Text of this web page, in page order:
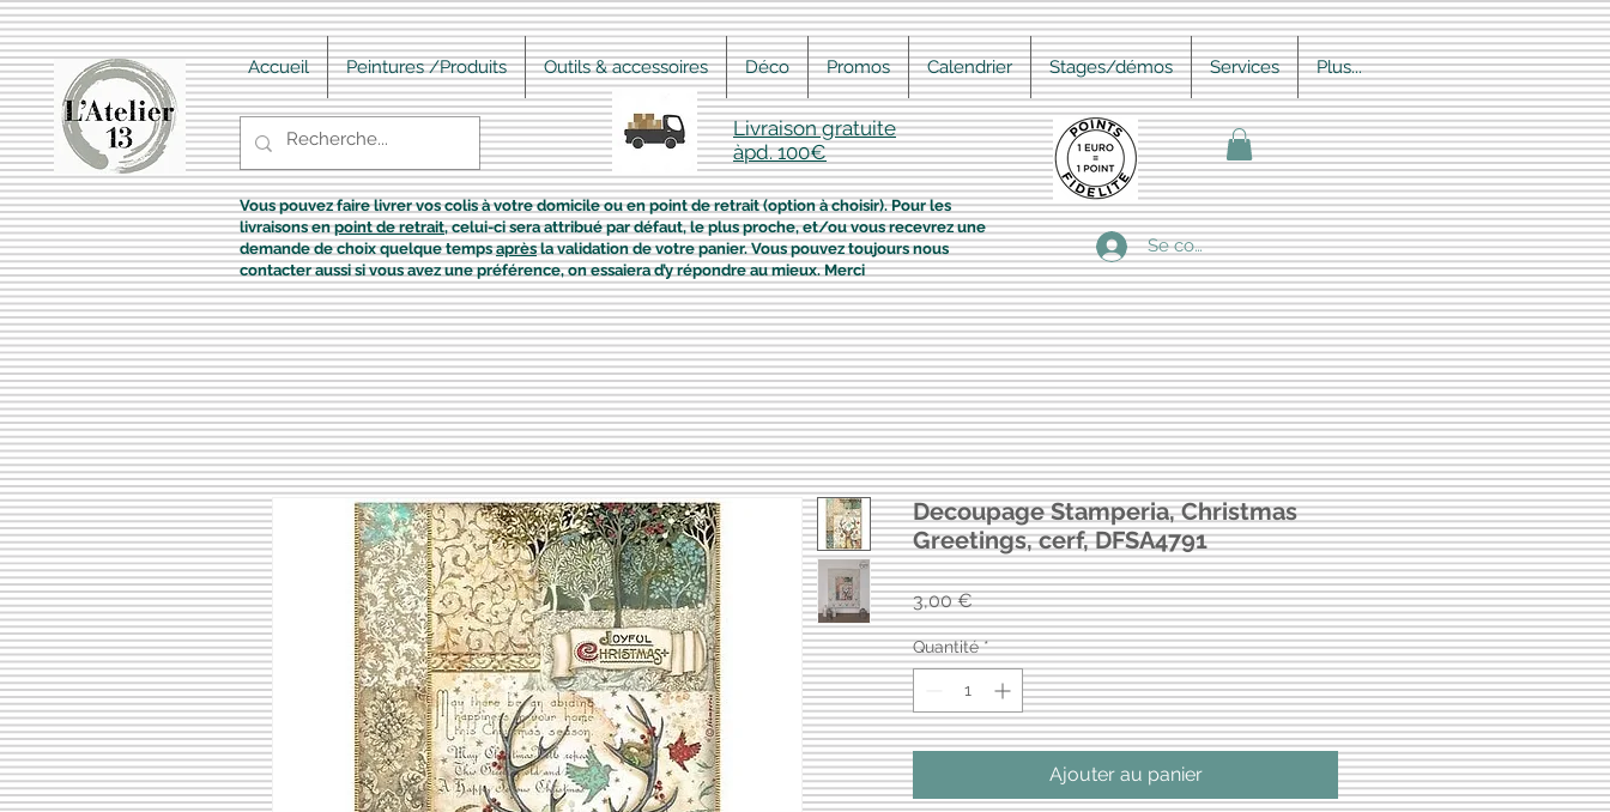
Accueil Peintures /Produits Outils & accessoires Déco Promos Calendrier Stages/démos Services Plus...
Livraison gratuite
àpd. 100€
Se connecter
Vous pouvez faire livrer vos colis à votre domicile ou en point de retrait (option à choisir). Pour les
livraisons enpoint de retrait, celui-ci sera attribué par défaut, le plus proche, et/ou vous recevrez une
demande de choix quelque tempsaprèsla validation de votre panier. Vous pouvez toujours nous
contacter aussi si vous avez une préférence, on essaiera d’y répondre au mieux. Merci
Decoupage Stamperia, Christmas
Greetings, cerf, DFSA4791
3,00 €Prix
Quantité *
Ajouter au panier